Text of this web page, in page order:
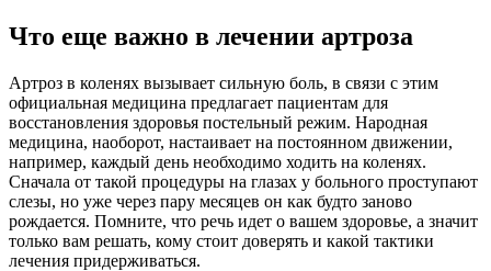
Что еще важно в лечении артроза
Артроз в коленях вызывает сильную боль, в связи с этим
официальная медицина предлагает пациентам для
восстановления здоровья постельный режим. Народная
медицина, наоборот, настаивает на постоянном движении,
например, каждый день необходимо ходить на коленях.
Сначала от такой процедуры на глазах у больного проступают
слезы, но уже через пару месяцев он как будто заново
рождается. Помните, что речь идет о вашем здоровье, а значит
только вам решать, кому стоит доверять и какой тактики
лечения придерживаться.